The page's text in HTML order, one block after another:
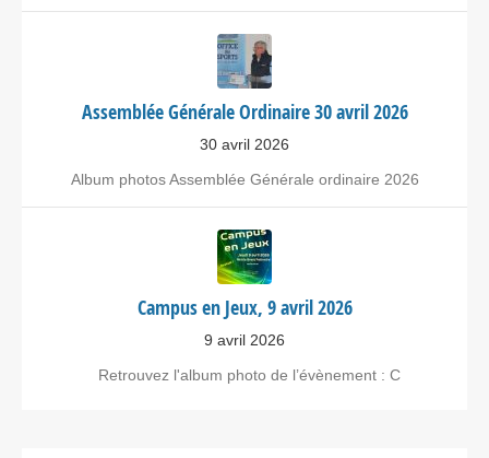
Assemblée Générale Ordinaire 30 avril 2026
30 avril 2026
Album photos Assemblée Générale ordinaire 2026
Campus en Jeux, 9 avril 2026
9 avril 2026
Retrouvez l'album photo de l’évènement : C